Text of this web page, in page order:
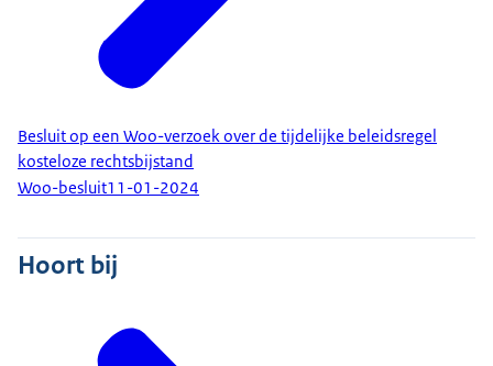
Besluit op een Woo-verzoek over de tijdelijke beleidsregel
kosteloze rechtsbijstand
Woo-besluit11-01-2024
Hoort bij